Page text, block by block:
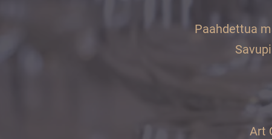
Paahdettua
Art